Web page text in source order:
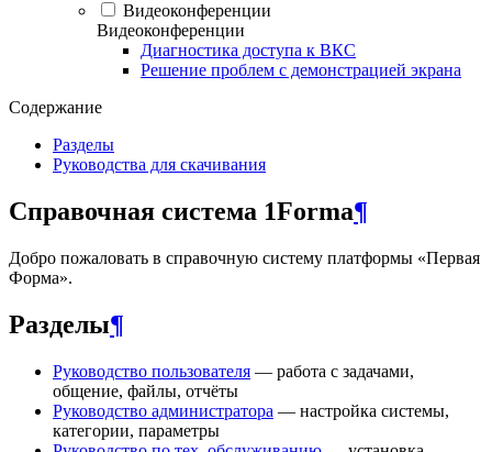
Видеоконференции
Видеоконференции
Диагностика доступа к ВКС
Решение проблем с демонстрацией экрана
Содержание
Разделы
Руководства для скачивания
Справочная система 1Forma¶
Добро пожаловать в справочную систему платформы «Первая
Форма».
Разделы¶
Руководство пользователя — работа с задачами,
общение, файлы, отчёты
Руководство администратора — настройка системы,
категории, параметры